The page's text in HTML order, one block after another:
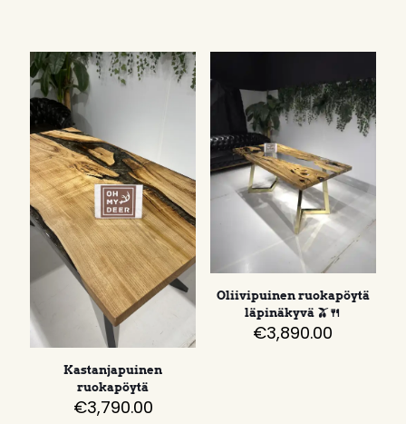
Kastanjapuinen
ruokapöytä
€3,790.00
Oliivipuinen ruokapöytä
läpinäkyvä 🫒🍴
€3,890.00